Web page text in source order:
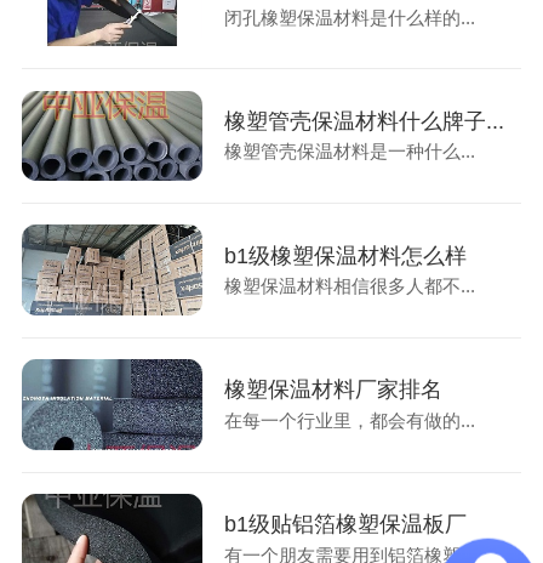
闭孔橡塑保温材料是什么样的...
橡塑管壳保温材料什么牌子...
橡塑管壳保温材料是一种什么...
b1级橡塑保温材料怎么样
橡塑保温材料相信很多人都不...
橡塑保温材料厂家排名
在每一个行业里，都会有做的...
b1级贴铝箔橡塑保温板厂
有一个朋友需要用到铝箔橡塑...